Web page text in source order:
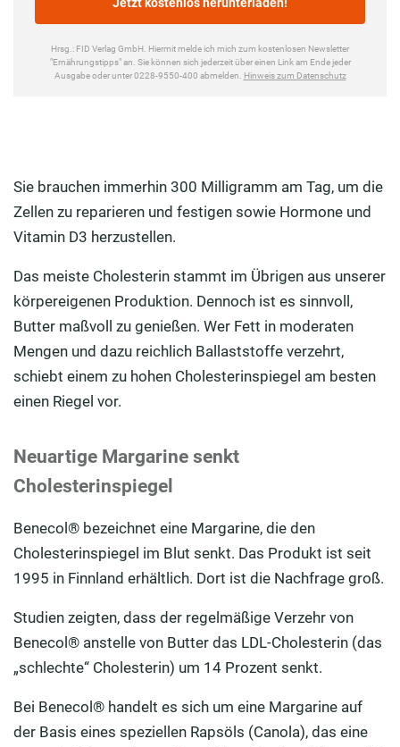
Sie brauchen immerhin 300 Milligramm am Tag, um die
Zellen zu reparieren und festigen sowie Hormone und
Vitamin D3 herzustellen.
Das meiste Cholesterin stammt im Übrigen aus unserer
körpereigenen Produktion. Dennoch ist es sinnvoll,
Butter maßvoll zu genießen. Wer Fett in moderaten
Mengen und dazu reichlich Ballaststoffe verzehrt,
schiebt einem zu hohen Cholesterinspiegel am besten
einen Riegel vor.
Neuartige Margarine senkt
Cholesterinspiegel
Benecol® bezeichnet eine Margarine, die den
Cholesterinspiegel im Blut senkt. Das Produkt ist seit
1995 in Finnland erhältlich. Dort ist die Nachfrage groß.
Studien zeigten, dass der regelmäßige Verzehr von
Benecol® anstelle von Butter das LDL-Cholesterin (das
„schlechte“ Cholesterin) um 14 Prozent senkt.
Bei Benecol® handelt es sich um eine Margarine auf
der Basis eines speziellen Rapsöls (Canola), das eine